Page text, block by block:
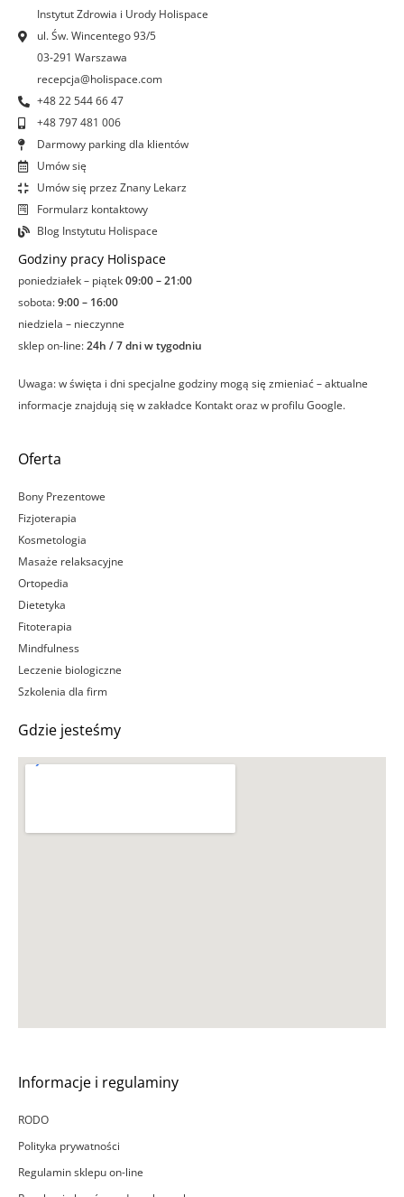
k
-
f
a
Instytut Zdrowia i Urody Holispace
ul. Św. Wincentego 93/5
03-291 Warszawa
recepcja@holispace.com
+48 22 544 66 47
+48 797 481 006
Darmowy parking dla klientów
Umów się
Umów się przez Znany Lekarz
Formularz kontaktowy
Blog Instytutu Holispace
Godziny pracy Holispace
poniedziałek – piątek09:00 – 21:00
sobota:9:00 – 16:00
niedziela – nieczynne
sklep on-line:24h / 7 dni w tygodniu
Uwaga: w święta i dni specjalne godziny mogą się zmieniać – aktualne
informacje znajdują się w zakładce Kontakt oraz w profilu Google.
Oferta
Bony Prezentowe
Fizjoterapia
Kosmetologia
Masaże relaksacyjne
Ortopedia
Dietetyka
Fitoterapia
Mindfulness
Leczenie biologiczne
Szkolenia dla firm
Gdzie jesteśmy
Informacje i regulaminy
RODO
Polityka prywatności
Regulamin sklepu on-line